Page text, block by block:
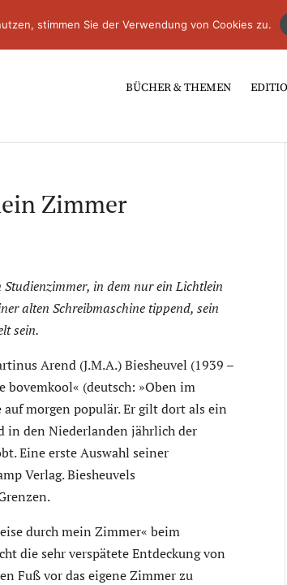
BÜCHER & THEMEN
Zimmer
in dem nur ein Lichtlein
alten Schreibmaschine tippend, sein
sein.
Arend (J.M.A.) Biesheuvel (1939 –
bovemkool« (deutsch: »Oben im
morgen populär. Er gilt dort als ein
in den Niederlanden jährlich der
Eine erste Auswahl seiner
Verlag. Biesheuvels
durch mein Zimmer« beim
die sehr verspätete Entdeckung von
Fuß vor das eigene Zimmer zu
stimmen Sie der Verwendung von Cookies zu.